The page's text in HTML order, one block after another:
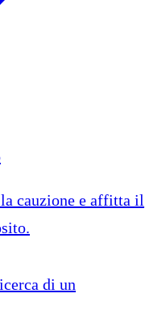
cauzione e affitta il
di un